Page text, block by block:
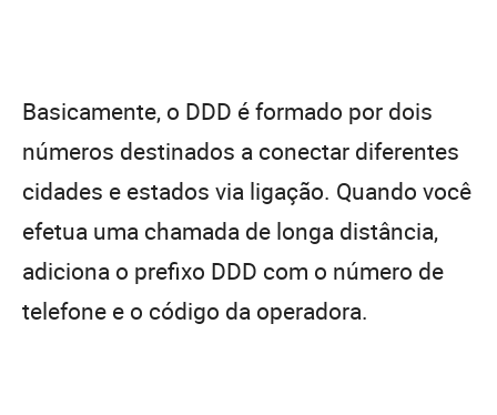
Basicamente, o DDD é formado por dois
números destinados a conectar diferentes
cidades e estados via ligação. Quando você
efetua uma chamada de longa distância,
adiciona o prefixo DDD com o número de
telefone e o código da operadora.